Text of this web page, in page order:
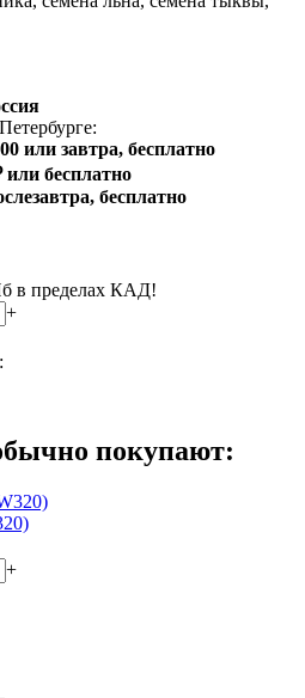
или завтра, бесплатно
или бесплатно
бесплатно
в пределах КАД!
+
покупают:
+